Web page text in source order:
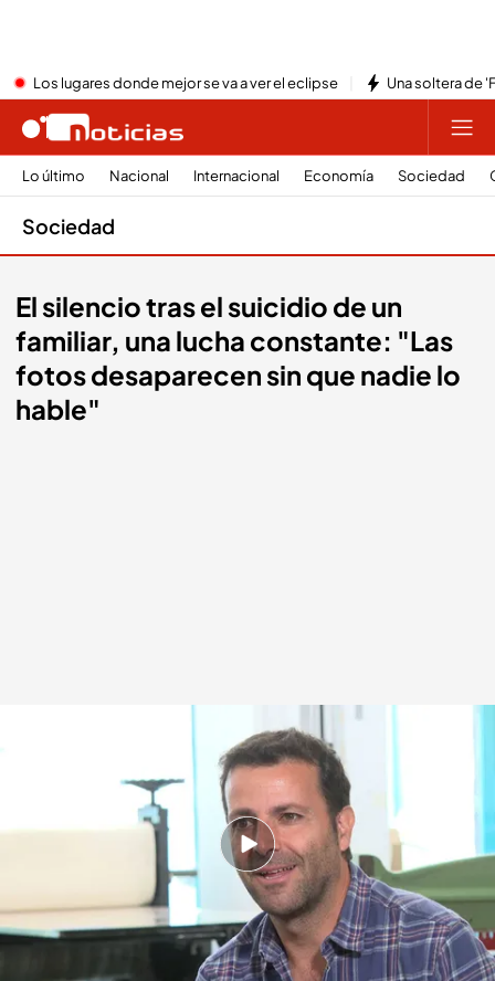
Los lugares donde mejor se va a ver el eclipse Una soltera de
Lo último Nacional Internacional Economía Sociedad
Sociedad
El silencio tras el suicidio de un
familiar, una lucha constante: "Las
fotos desaparecen sin que nadie lo
hable"
Alberto Gómez presenta su libro sobre el silencio tras el suicidio de su
Redacción digital Noticias Cuatro
31 MAY 2024 - 16:54h.
Alberto ha necesitado 23 años para tener el
coraje de hablar de su hermano Eduardo
Su hermano mayor se suicidó con tan solo 25